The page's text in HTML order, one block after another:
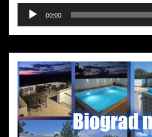
Audio-
Player
00:00